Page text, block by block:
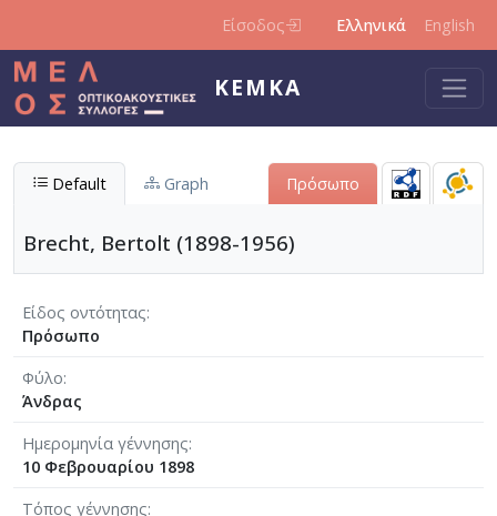
Είσοδος Ελληνικά English
ΚΕΜΚΑ
Default Graph Πρόσωπο
Brecht, Bertolt (1898-1956)
Είδος οντότητας
Πρόσωπο
Φύλο
Άνδρας
Ημερομηνία γέννησης
10 Φεβρουαρίου 1898
Τόπος γέννησης